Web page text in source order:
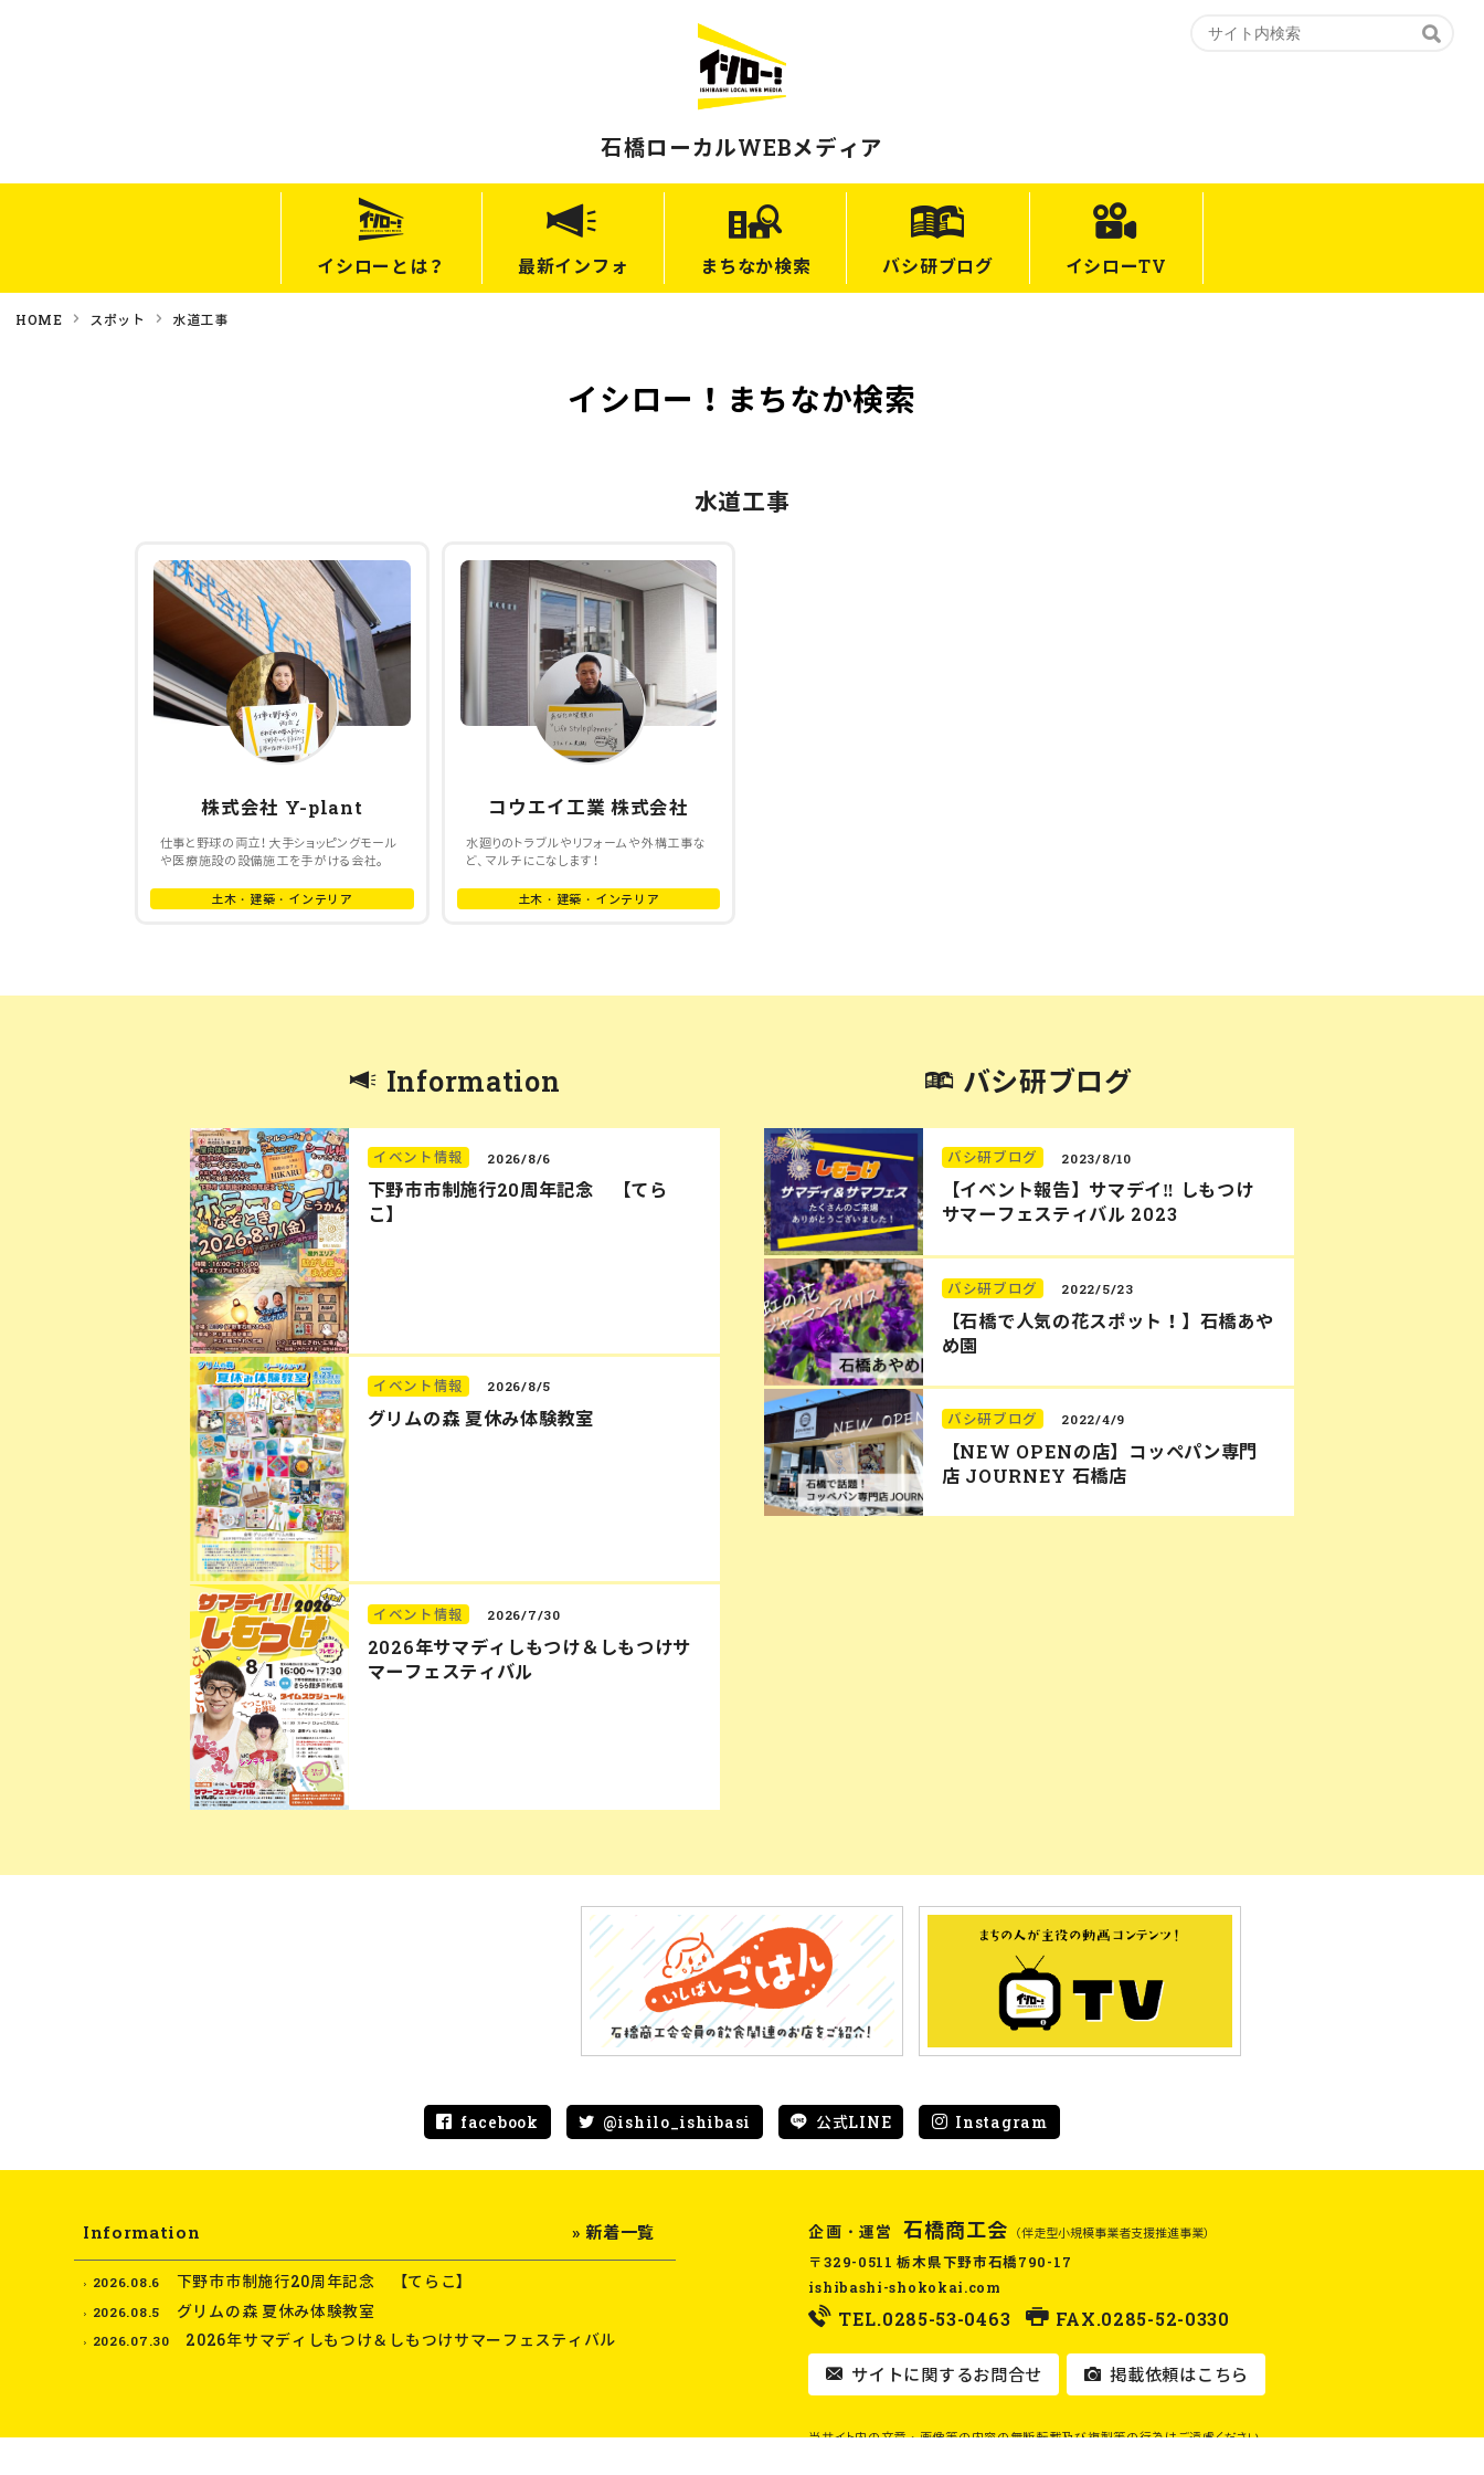
石橋ローカルWEBメディア
イシローとは？ 最新インフォ まちなか検索 バシ研ブログ イシローTV
HOME スポット 水道工事
イシロー！まちなか検索
水道工事
株式会社 Y-plant
仕事と野球の両立！大手ショッピングモール
や医療施設の設備施工を手がける会社。
土木・建築・インテリア
コウエイ工業 株式会社
水廻りのトラブルやリフォームや外構工事な
ど、マルチにこなします！
土木・建築・インテリア
Information
イベント情報 2026/8/6
下野市市制施行20周年記念 【てら
こ】
イベント情報 2026/8/5
グリムの森 夏休み体験教室
イベント情報 2026/7/30
2026年サマディしもつけ＆しもつけサ
マーフェスティバル
バシ研ブログ
バシ研ブログ 2023/8/10
【イベント報告】サマデイ‼︎ しもつけ
サマーフェスティバル 2023
バシ研ブログ 2022/5/23
【石橋で人気の花スポット！】石橋あや
め園
バシ研ブログ 2022/4/9
【NEW OPENの店】コッペパン専門
店 JOURNEY 石橋店
facebook @ishilo_ishibasi 公式LINE Instagram
Information » 新着一覧
2026.08.6 下野市市制施行20周年記念 【てらこ】
2026.08.5 グリムの森 夏休み体験教室
2026.07.30 2026年サマディしもつけ＆しもつけサマーフェスティバル
企画・運営 石橋商工会 （伴走型小規模事業者支援推進事業）
〒329-0511 栃木県下野市石橋790-17
ishibashi-shokokai.com
TEL.0285-53-0463 FAX.0285-52-0330
サイトに関するお問合せ 掲載依頼はこちら
当サイト内の文章・画像等の内容の無断転載及び複製等の行為はご遠慮ください。